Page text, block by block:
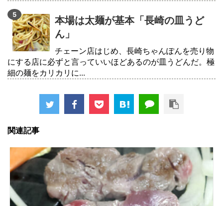
本場は太麺が基本「長崎の皿うど
ん」
チェーン店はじめ、長崎ちゃんぽんを売り物
にする店に必ずと言っていいほどあるのが皿うどんだ。極
細の麺をカリカリに...
関連記事